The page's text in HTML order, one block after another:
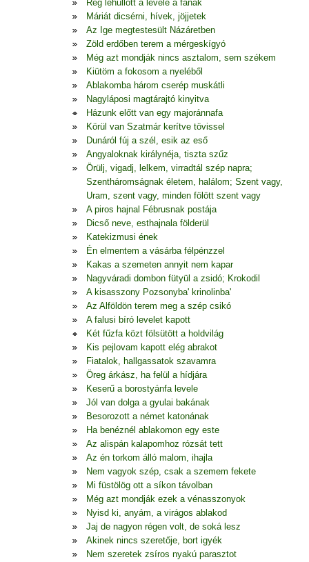
Rég lehullott a levele a fának
Máriát dicsérni, hívek, jöjjetek
Az Ige megtestesült Názáretben
Zöld erdőben terem a mérgeskígyó
Még azt mondják nincs asztalom, sem székem
Kiütöm a fokosom a nyeléből
Ablakomba három cserép muskátli
Nagyláposi magtárajtó kinyitva
Házunk előtt van egy majoránnafa
Körül van Szatmár kerítve tövissel
Dunáról fúj a szél, esik az eső
Angyaloknak királynéja, tiszta szűz
Örülj, vigadj, lelkem, virradtál szép napra;
Szentháromságnak életem, halálom; Szent vagy,
Uram, szent vagy, minden fölött szent vagy
A piros hajnal Fébrusnak postája
Dicső neve, esthajnala földerül
Katekizmusi ének
Én elmentem a vásárba félpénzzel
Kakas a szemeten annyit nem kapar
Nagyváradi dombon fütyül a zsidó; Krokodil
A kisasszony Pozsonyba' krinolinba'
Az Alföldön terem meg a szép csikó
A falusi bíró levelet kapott
Két fűzfa közt fölsütött a holdvilág
Kis pejlovam kapott elég abrakot
Fiatalok, hallgassatok szavamra
Öreg árkász, ha felül a hídjára
Keserű a borostyánfa levele
Jól van dolga a gyulai bakának
Besorozott a német katonának
Ha benéznél ablakomon egy este
Az alispán kalapomhoz rózsát tett
Az én torkom álló malom, ihajla
Nem vagyok szép, csak a szemem fekete
Mi füstölög ott a síkon távolban
Még azt mondják ezek a vénasszonyok
Nyisd ki, anyám, a virágos ablakod
Jaj de nagyon régen volt, de soká lesz
Akinek nincs szeretője, bort igyék
Nem szeretek zsíros nyakú parasztot